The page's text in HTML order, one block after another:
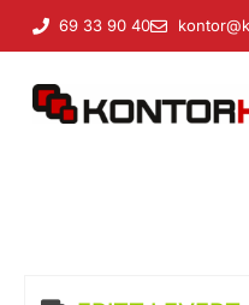
69 33 90 40